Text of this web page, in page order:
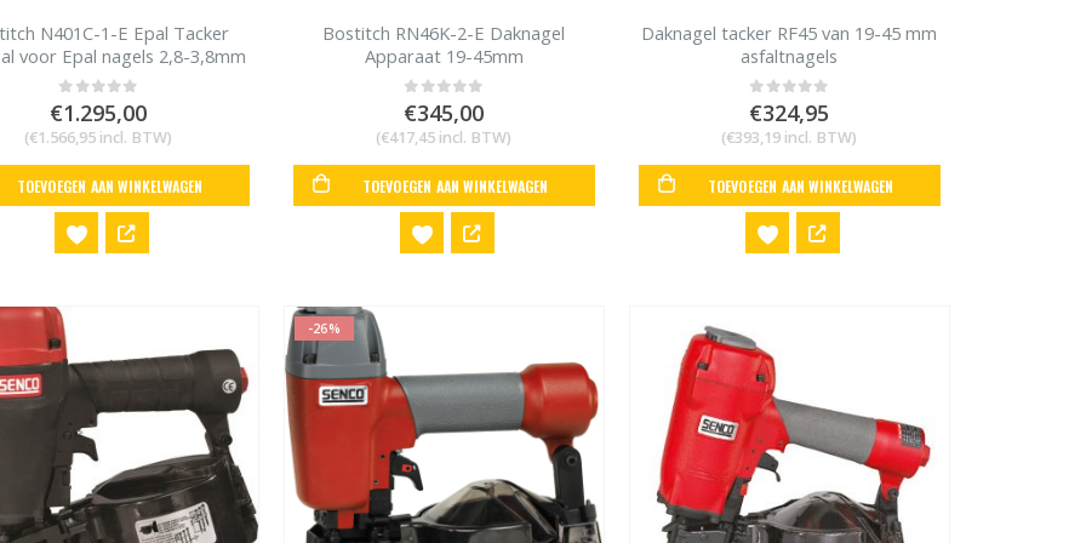
N401C-1-E Epal Tacker
voor Epal nagels 2,8-3,8mm
lengte 100mm
0out of 5
€1.295,00
(€1.566,95 incl. BTW)
TOEVOEGEN AAN WINKELWAGEN
Bostitch RN46K-2-E Daknagel
Apparaat 19-45mm
0out of 5
€345,00
(€417,45 incl. BTW)
TOEVOEGEN AAN WINKELWAGEN
Daknagel tacker RF45 van 19-45 mm
asfaltnagels
0out of 5
€324,95
(€393,19 incl. BTW)
TOEVOEGEN AAN WINKELWAGEN
-26%